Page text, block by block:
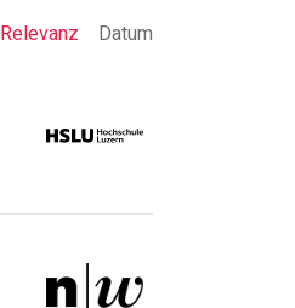
Relevanz Datum